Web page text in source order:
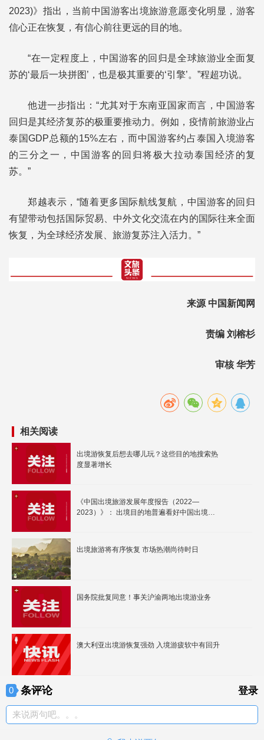
2023)》指出，当前中国游客出境旅游意愿变化明显，游客
信心正在恢复，有信心前往更远的目的地。
“在一定程度上，中国游客的回归是全球旅游业全面复
苏的‘最后一块拼图’，也是极其重要的‘引擎’。”程超功说。
他进一步指出：“尤其对于东南亚国家而言，中国游客
回归是其经济复苏的极重要推动力。例如，疫情前旅游业占
泰国GDP总额的15%左右，而中国游客约占泰国入境游客
的三分之一，中国游客的回归将极大拉动泰国经济的复
苏。”
郑越表示，“随着更多国际航线复航，中国游客的回归
有望带动包括国际贸易、中外文化交流在内的国际往来全面
恢复，为全球经济发展、旅游复苏注入活力。”
来源 中国新闻网
责编 刘榕杉
审核 华芳
相关阅读
出境游恢复后想去哪儿玩？这些目的地搜索热
度显著增长
《中国出境旅游发展年度报告（2022—
2023）》： 出境目的地普遍看好中国出境市
出境旅游将有序恢复 市场热潮尚待时日
国务院批复同意！事关沪渝两地出境游业务
澳大利亚出境游恢复强劲 入境游疲软中有回升
0 条评论 登录
来说两句吧。。。